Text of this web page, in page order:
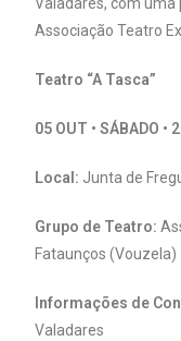
Associação Teatro
Teatro “A Tasca”
05 OUT • SÁBADO •
Local: Junta de
Grupo de Teatro:
Fataunços (Vouzela)
Informações de
Valadares